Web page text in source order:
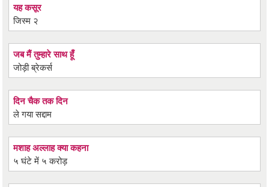
यह कसूर
जिस्म २
जब मैं तुम्हारे साथ हूँ
जोड़ी ब्रेकर्स
दिन चैक तक दिन
ले गया सद्दाम
मशाह अल्लाह क्या कहना
५ घंटे में ५ करोड़